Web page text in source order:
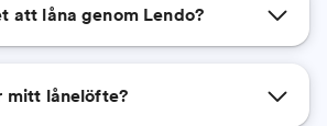
att låna genom Lendo?
Hur länge gäller mitt lånelöfte?